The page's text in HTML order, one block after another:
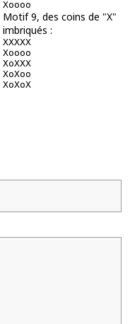
Motif 9, des coins de "X"
imbriqués :
XXXXX
Xoooo
XoXXX
XoXoo